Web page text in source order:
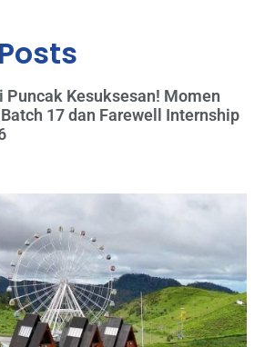
Puncak Kesuksesan! Momen
17 dan Farewell Internship